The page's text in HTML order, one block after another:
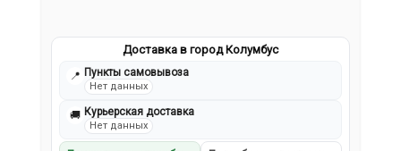
Доставка в город Колумбус
📍 Пункты самовывоза
Нет данных
🚚 Курьерская доставка
Нет данных